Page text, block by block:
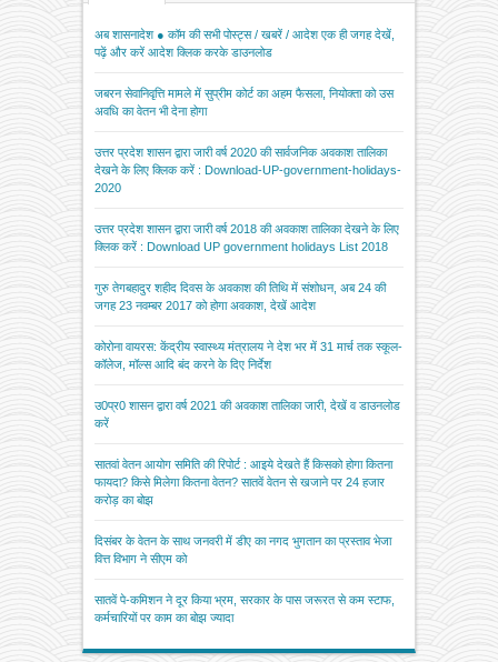
अब शासनादेश ● कॉम की सभी पोस्ट्स / खबरें / आदेश एक ही जगह देखें,
पढ़ें और करें आदेश क्लिक करके डाउनलोड
जबरन सेवानिवृत्ति मामले में सुप्रीम कोर्ट का अहम फैसला, नियोक्ता को उस
अवधि का वेतन भी देना होगा
उत्तर प्रदेश शासन द्वारा जारी वर्ष 2020 की सार्वजनिक अवकाश तालिका
देखने के लिए क्लिक करें : Download-UP-government-holidays-
2020
उत्तर प्रदेश शासन द्वारा जारी वर्ष 2018 की अवकाश तालिका देखने के लिए
क्लिक करें : Download UP government holidays List 2018
गुरु तेगबहादुर शहीद दिवस के अवकाश की तिथि में संशोधन, अब 24 की
जगह 23 नवम्बर 2017 को होगा अवकाश, देखें आदेश
कोरोना वायरस: केंद्रीय स्वास्थ्य मंत्रालय ने देश भर में 31 मार्च तक स्कूल-
कॉलेज, मॉल्स आदि बंद करने के दिए निर्देश
उ0प्र0 शासन द्वारा वर्ष 2021 की अवकाश तालिका जारी, देखें व डाउनलोड
करें
सातवां वेतन आयोग समिति की रिपोर्ट : आइये देखते हैं किसको होगा कितना
फायदा? किसे मिलेगा कितना वेतन? सातवें वेतन से खजाने पर 24 हजार
करोड़ का बोझ
दिसंबर के वेतन के साथ जनवरी में डीए का नगद भुगतान का प्रस्ताव भेजा
वित्त विभाग ने सीएम को
सातवें पे-कमिशन ने दूर किया भ्रम, सरकार के पास जरूरत से कम स्टाफ,
कर्मचारियों पर काम का बोझ ज्यादा